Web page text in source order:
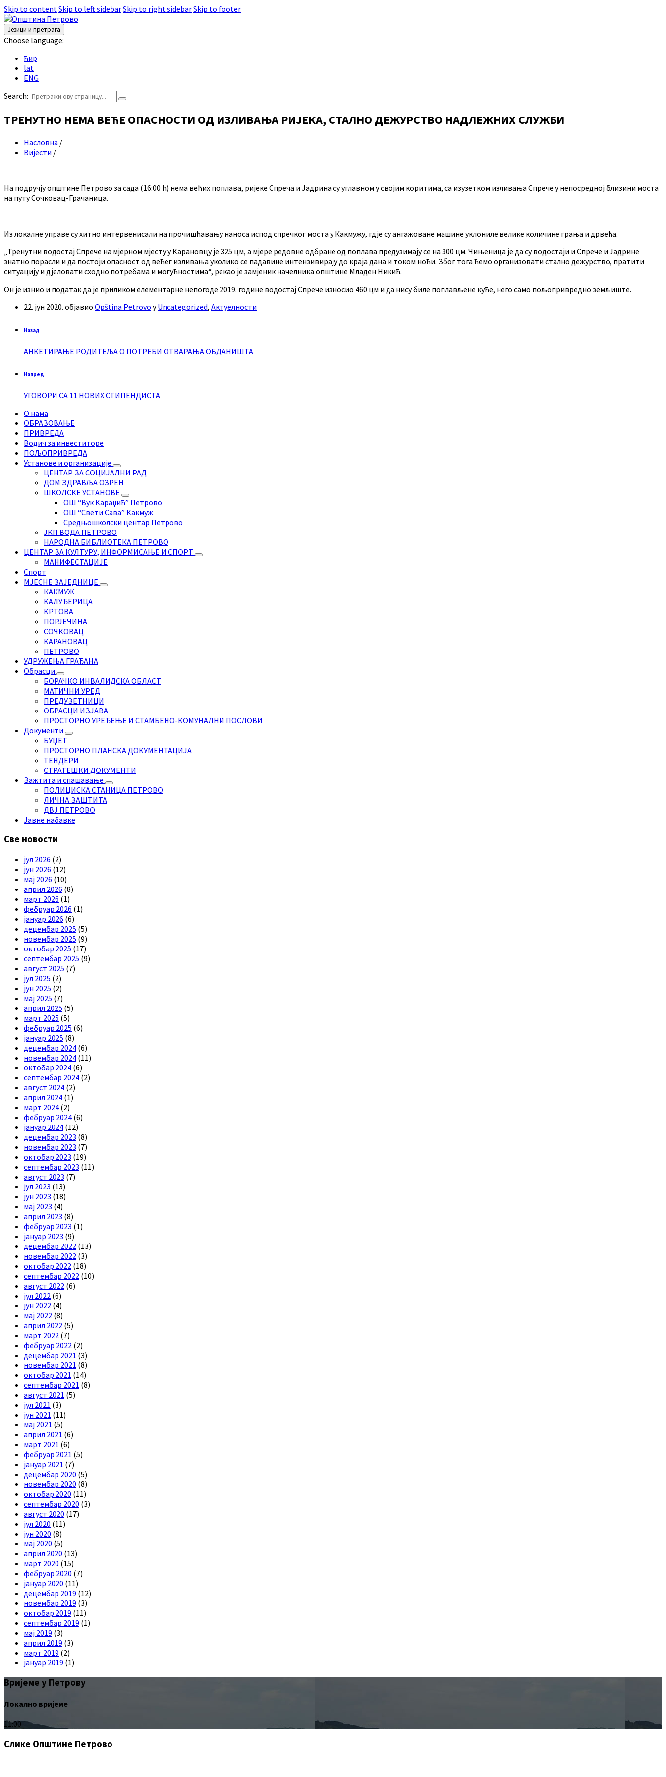
Skip to contentSkip to left sidebarSkip to right sidebarSkip to footer
Језици и претрага
Choose language:
ћир
lat
ENG
Search:
ТРЕНУТНО НЕМА ВЕЋЕ ОПАСНОСТИ ОД ИЗЛИВАЊА РИЈЕКА, СТАЛНО ДЕЖУРСТВО НАДЛЕЖНИХ СЛУЖБИ
Насловна /
Вијести /
На подручју општине Петрово за сада (16:00 h) нема већих поплава, ријеке Спреча и Јадрина су углавном у својим коритима, са изузетком изливања Спрече у непосредној близини моста
на путу Сочковац-Грачаница.
Из локалне управе су хитно интервенисали на прочишћавању наноса испод спречког моста у Какмужу, гдје су ангажоване машине уклониле велике количине грања и дрвећа.
„Тренутни водостај Спрече на мјерном мјесту у Карановцу је 325 цм, а мјере редовне одбране од поплава предузимају се на 300 цм. Чињеница је да су водостаји и Спрече и Јадрине
знатно порасли и да постоји опасност од већег изливања уколико се падавине интензивирају до краја дана и током ноћи. Због тога ћемо организовати стално дежурство, пратити
ситуацију и дјеловати сходно потребама и могућностима“, рекао је замјеник начелника општине Младен Никић.
Он је изнио и податак да је приликом елементарне непогоде 2019. године водостај Спрече износио 460 цм и да нису биле поплављене куће, него само пољопривредно земљиште.
22. јун 2020. објавио Opština Petrovo уUncategorized, Актуелности
Назад
АНКЕТИРАЊЕ РОДИТЕЉА О ПОТРЕБИ ОТВАРАЊА ОБДАНИШТА
Напред
УГОВОРИ СА 11 НОВИХ СТИПЕНДИСТА
О нама
ОБРАЗОВАЊЕ
ПРИВРЕДА
Водич за инвеститоре
ПОЉОПРИВРЕДА
Установе и организације
ЦЕНТАР ЗА СОЦИЈАЛНИ РАД
ДОМ ЗДРАВЉА ОЗРЕН
ШКОЛСКЕ УСТАНОВЕ
ОШ “Вук Караџић” Петрово
ОШ “Свети Сава” Какмуж
Средњошколски центар Петрово
ЈКП ВОДА ПЕТРОВО
НАРОДНА БИБЛИОТЕКА ПЕТРОВО
ЦЕНТАР ЗА КУЛТУРУ, ИНФОРМИСАЊЕ И СПОРТ
МАНИФЕСТАЦИЈЕ
Спорт
МЈЕСНЕ ЗАЈЕДНИЦЕ
КАКМУЖ
КАЛУЂЕРИЦА
КРТОВА
ПОРЈЕЧИНА
СОЧКОВАЦ
КАРАНОВАЦ
ПЕТРОВО
УДРУЖЕЊА ГРАЂАНА
Обрасци
БОРАЧКО ИНВАЛИДСКА ОБЛАСТ
МАТИЧНИ УРЕД
ПРЕДУЗЕТНИЦИ
ОБРАСЦИ ИЗЈАВА
ПРОСТОРНО УРЕЂЕЊЕ И СТАМБЕНО-КОМУНАЛНИ ПОСЛОВИ
Документи
БУЏЕТ
ПРОСТОРНО ПЛАНСКА ДОКУМЕНТАЦИЈА
ТЕНДЕРИ
СТРАТЕШКИ ДОКУМЕНТИ
Зажтита и спашавање
ПОЛИЦИСКА СТАНИЦА ПЕТРОВО
ЛИЧНА ЗАШТИТА
ДВЈ ПЕТРОВО
Јавне набавке
Све новости
јул 2026 (2)
јун 2026 (12)
мај 2026 (10)
април 2026 (8)
март 2026 (1)
фебруар 2026 (1)
јануар 2026 (6)
децембар 2025 (5)
новембар 2025 (9)
октобар 2025 (17)
септембар 2025 (9)
август 2025 (7)
јул 2025 (2)
јун 2025 (2)
мај 2025 (7)
април 2025 (5)
март 2025 (5)
фебруар 2025 (6)
јануар 2025 (8)
децембар 2024 (6)
новембар 2024 (11)
октобар 2024 (6)
септембар 2024 (2)
август 2024 (2)
април 2024 (1)
март 2024 (2)
фебруар 2024 (6)
јануар 2024 (12)
децембар 2023 (8)
новембар 2023 (7)
октобар 2023 (19)
септембар 2023 (11)
август 2023 (7)
јул 2023 (13)
јун 2023 (18)
мај 2023 (4)
април 2023 (8)
фебруар 2023 (1)
јануар 2023 (9)
децембар 2022 (13)
новембар 2022 (3)
октобар 2022 (18)
септембар 2022 (10)
август 2022 (6)
јул 2022 (6)
јун 2022 (4)
мај 2022 (8)
април 2022 (5)
март 2022 (7)
фебруар 2022 (2)
децембар 2021 (3)
новембар 2021 (8)
октобар 2021 (14)
септембар 2021 (8)
август 2021 (5)
јул 2021 (3)
јун 2021 (11)
мај 2021 (5)
април 2021 (6)
март 2021 (6)
фебруар 2021 (5)
јануар 2021 (7)
децембар 2020 (5)
новембар 2020 (8)
октобар 2020 (11)
септембар 2020 (3)
август 2020 (17)
јул 2020 (11)
јун 2020 (8)
мај 2020 (5)
април 2020 (13)
март 2020 (15)
фебруар 2020 (7)
јануар 2020 (11)
децембар 2019 (12)
новембар 2019 (3)
октобар 2019 (11)
септембар 2019 (1)
мај 2019 (3)
април 2019 (3)
март 2019 (2)
јануар 2019 (1)
Вријеме у Петрову
Локално вријеме
11:00
Слике Општине Петрово